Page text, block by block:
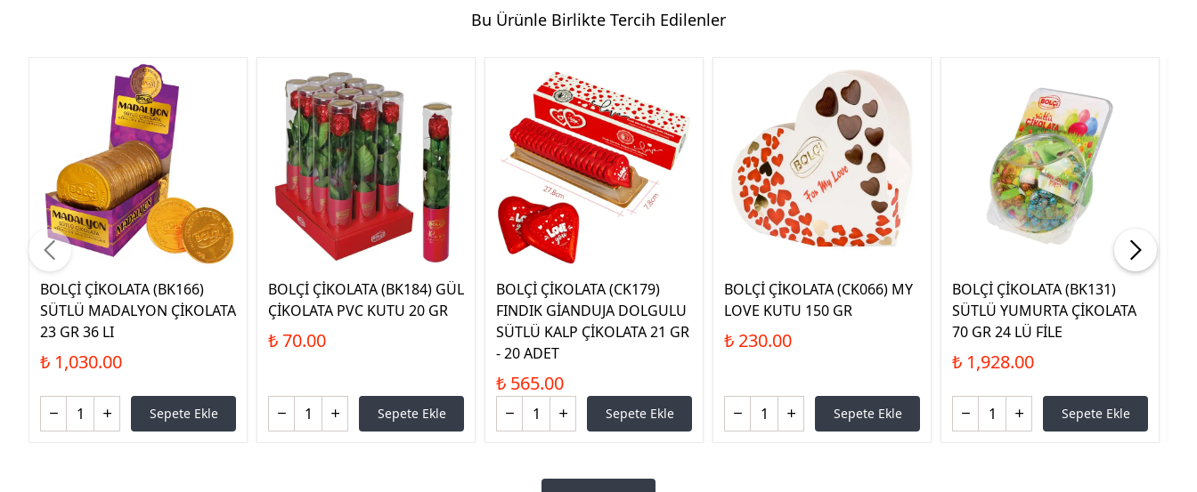
Bu Ürünle Birlikte Tercih Edilenler
BOLÇİ ÇİKOLATA (BK166)
SÜTLÜ MADALYON ÇİKOLATA
23 GR 36 LI
₺ 1,030.00
Sepete Ekle
BOLÇİ ÇİKOLATA (BK184) GÜL
ÇİKOLATA PVC KUTU 20 GR
₺ 70.00
Sepete Ekle
BOLÇİ ÇİKOLATA (CK179)
FINDIK GİANDUJA DOLGULU
SÜTLÜ KALP ÇİKOLATA 21 GR
- 20 ADET
₺ 565.00
Sepete Ekle
BOLÇİ ÇİKOLATA (CK066) MY
LOVE KUTU 150 GR
₺ 230.00
Sepete Ekle
BOLÇİ ÇİKOLATA (BK131)
SÜTLÜ YUMURTA ÇİKOLATA
70 GR 24 LÜ FİLE
₺ 1,928.00
Sepete Ekle